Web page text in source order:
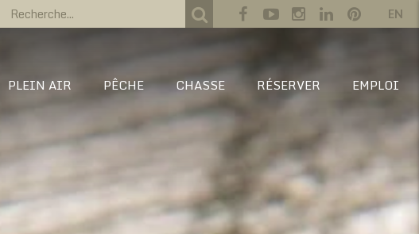
EN
PLEIN AIR PÊCHE CHASSE RÉSERVER EMPLOI